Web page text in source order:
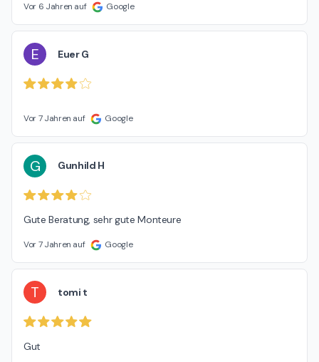
Vor 6 Jahren auf Google
E Euer G
Vor 7 Jahren auf Google
G Gunhild H
Gute Beratung, sehr gute Monteure
Vor 7 Jahren auf Google
T tomi t
Gut